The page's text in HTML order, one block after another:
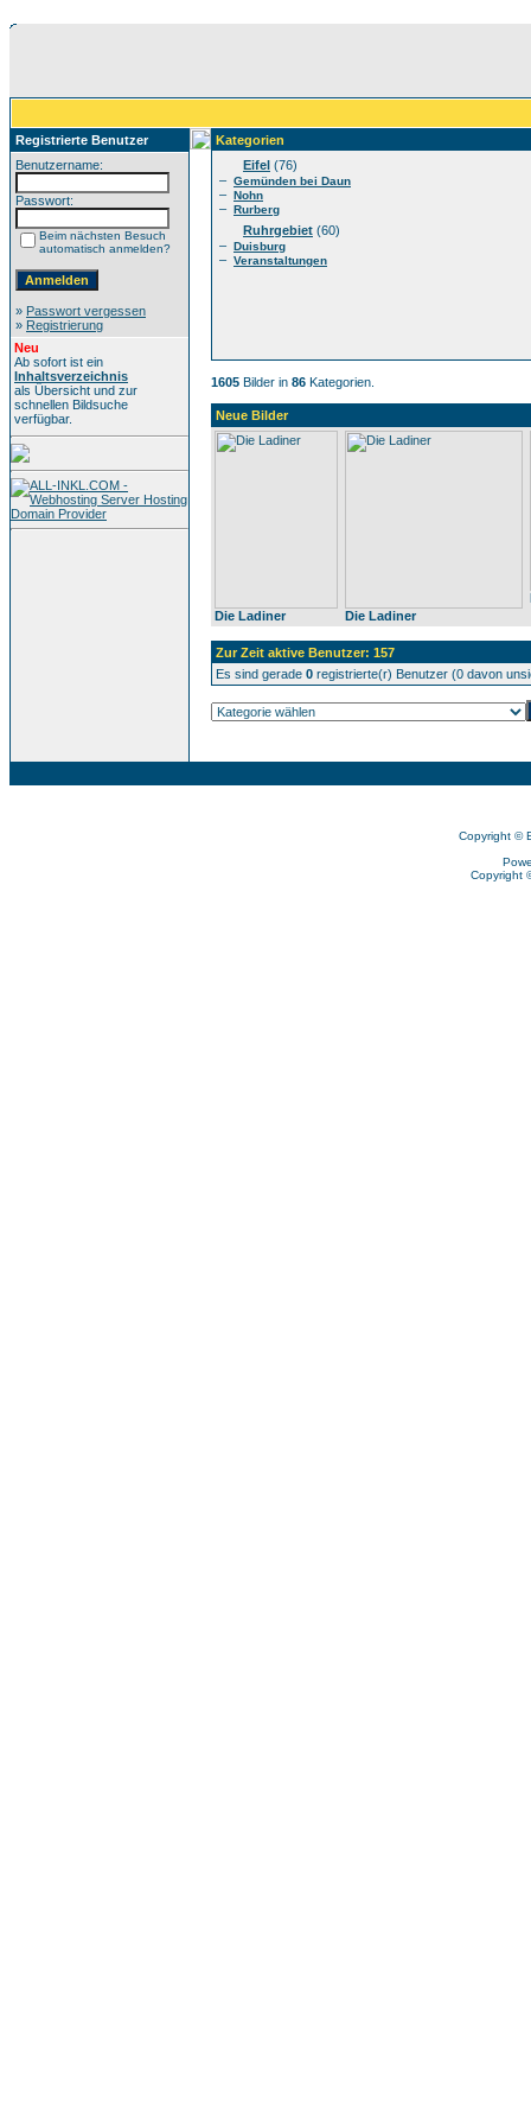
Registrierte Benutzer
Benutzername:
Passwort:
Beim nächsten Besuch
automatisch anmelden?
» Passwort vergessen
» Registrierung
Neu
Ab sofort ist ein
Inhaltsverzeichnis
als Übersicht und zur
schnellen Bildsuche
verfügbar.
Kategorien
Eifel (76)
– Gemünden bei Daun
– Nohn
– Rurberg
Ruhrgebiet (60)
– Duisburg
– Veranstaltungen
1605 Bilder in 86 Kategorien.
Neue Bilder
Die Ladiner Die Ladiner
Zur Zeit aktive Benutzer: 157
Es sind gerade 0 registrierte(r) Benutzer (0 davon
Copyright ©
Copyright